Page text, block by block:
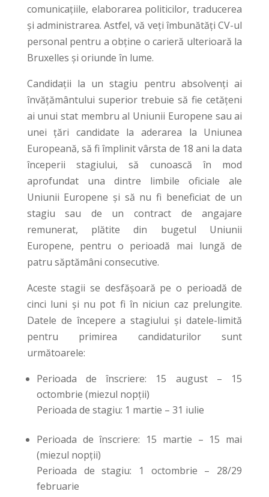
comunicațiile, elaborarea politicilor, traducerea
și administrarea. Astfel, vă veți îmbunătăți CV-ul
personal pentru a obține o carieră ulterioară la
Bruxelles și oriunde în lume.
Candidații la un stagiu pentru absolvenți ai
învățământului superior trebuie să fie cetățeni
ai unui stat membru al Uniunii Europene sau ai
unei țări candidate la aderarea la Uniunea
Europeană, să fi împlinit vârsta de 18 ani la data
începerii stagiului, să cunoască în mod
aprofundat una dintre limbile oficiale ale
Uniunii Europene şi să nu fi beneficiat de un
stagiu sau de un contract de angajare
remunerat, plătite din bugetul Uniunii
Europene, pentru o perioadă mai lungă de
patru săptămâni consecutive.
Aceste stagii se desfășoară pe o perioadă de
cinci luni și nu pot fi în niciun caz prelungite.
Datele de începere a stagiului și datele-limită
pentru primirea candidaturilor sunt
următoarele:
Perioada de înscriere: 15 august – 15
octombrie (miezul nopții)
Perioada de stagiu: 1 martie – 31 iulie
Perioada de înscriere: 15 martie – 15 mai
(miezul nopții)
Perioada de stagiu: 1 octombrie – 28/29
februarie